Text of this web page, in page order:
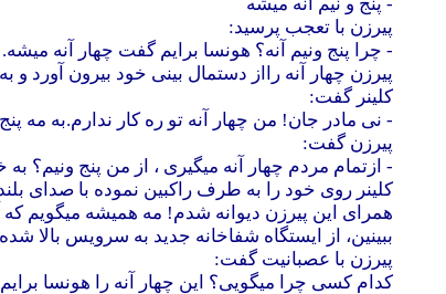
پیرزن با تعجب پرسید:
- چرا پنج ونیم آنه؟ هونسا برایم گفت چهار آنه میشه.
پیرزن چهار آنه رااز دستمال بینی خود بیرون آورد
کلینر گفت:
- نی مادر جان! من چهار آنه تو ره کار ندارم.به مه پنج
پیرزن گفت:
- ازتمام مردم چهار آنه میگیری ، از من پنج
کلینر روی خود را به طرف راکبین نموده با صدای
همرای این پیرزن دیوانه شدم! مه همیشه میگویم
ببینین، از ایستگاه شفاخانه جدید به سرویس بالا
پیرزن با عصبانیت گفت:
کدام کسی چرا میگویی؟ این چهار آنه را هونسا